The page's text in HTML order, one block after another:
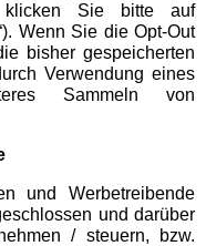
klicken Sie bitte auf
Wenn Sie die Opt-Out
bisher gespeicherten
Verwendung eines
Sammeln von
und Werbetreibende
und darüber
/ steuern, bzw.